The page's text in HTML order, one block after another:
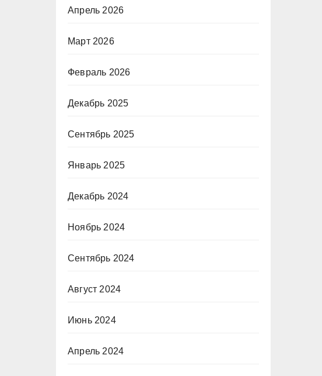
Апрель 2026
Март 2026
Февраль 2026
Декабрь 2025
Сентябрь 2025
Январь 2025
Декабрь 2024
Ноябрь 2024
Сентябрь 2024
Август 2024
Июнь 2024
Апрель 2024